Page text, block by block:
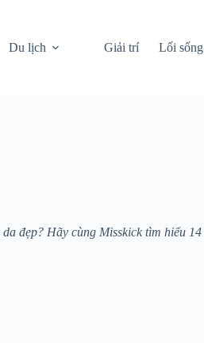
Du lịch Giải trí Lối sống
đẹp? Hãy cùng Misskick tìm hiểu 14